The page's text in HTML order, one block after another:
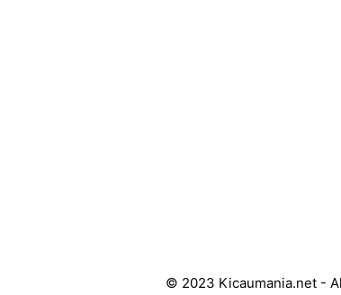
© 2023 Kicaumania.net -